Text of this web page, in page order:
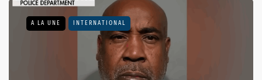
A LA UNE INTERNATIONAL